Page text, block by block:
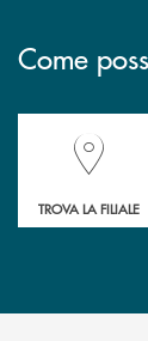
Come
Accedi all'
TROVA LA FILIALE